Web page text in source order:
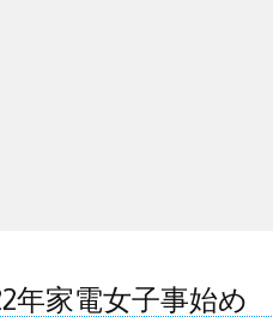
年家電女子事始め